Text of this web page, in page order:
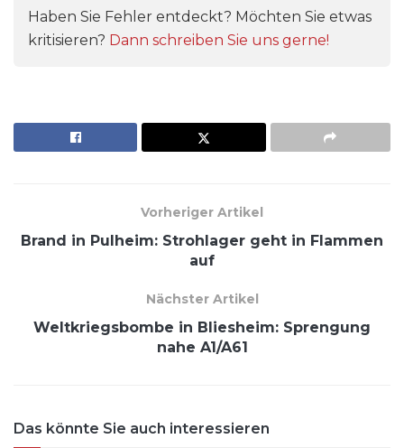
Haben Sie Fehler entdeckt? Möchten Sie etwas
kritisieren? Dann schreiben Sie uns gerne!
Vorheriger Artikel
Brand in Pulheim: Strohlager geht in Flammen
auf
Nächster Artikel
Weltkriegsbombe in Bliesheim: Sprengung
nahe A1/A61
Das könnte Sie auch interessieren